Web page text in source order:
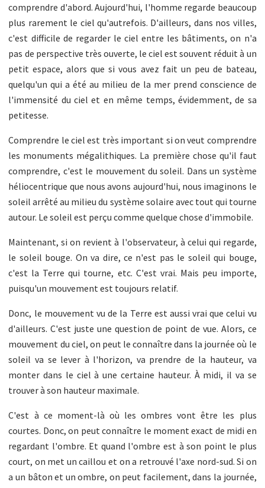
comprendre d'abord. Aujourd'hui, l'homme regarde beaucoup
plus rarement le ciel qu'autrefois. D'ailleurs, dans nos villes,
c'est difficile de regarder le ciel entre les bâtiments, on n'a
pas de perspective très ouverte, le ciel est souvent réduit à un
petit espace, alors que si vous avez fait un peu de bateau,
quelqu'un qui a été au milieu de la mer prend conscience de
l'immensité du ciel et en même temps, évidemment, de sa
petitesse.
Comprendre le ciel est très important si on veut comprendre
les monuments mégalithiques. La première chose qu'il faut
comprendre, c'est le mouvement du soleil. Dans un système
héliocentrique que nous avons aujourd'hui, nous imaginons le
soleil arrêté au milieu du système solaire avec tout qui tourne
autour. Le soleil est perçu comme quelque chose d'immobile.
Maintenant, si on revient à l'observateur, à celui qui regarde,
le soleil bouge. On va dire, ce n'est pas le soleil qui bouge,
c'est la Terre qui tourne, etc. C'est vrai. Mais peu importe,
puisqu'un mouvement est toujours relatif.
Donc, le mouvement vu de la Terre est aussi vrai que celui vu
d'ailleurs. C'est juste une question de point de vue. Alors, ce
mouvement du ciel, on peut le connaître dans la journée où le
soleil va se lever à l'horizon, va prendre de la hauteur, va
monter dans le ciel à une certaine hauteur. À midi, il va se
trouver à son hauteur maximale.
C'est à ce moment-là où les ombres vont être les plus
courtes. Donc, on peut connaître le moment exact de midi en
regardant l'ombre. Et quand l'ombre est à son point le plus
court, on met un caillou et on a retrouvé l'axe nord-sud. Si on
a un bâton et un ombre, on peut facilement, dans la journée,